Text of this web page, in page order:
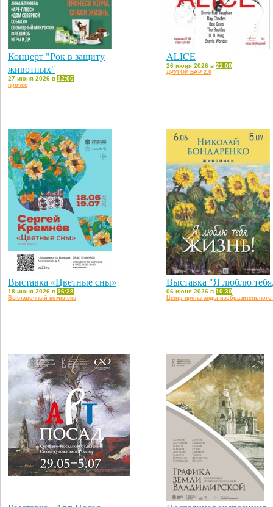
Концерт "Рок в защиту
животных"
27 июня 2026 в 12:00
прочее
ALICE
26 июня 2026 в 21:00
ДРУГОЙ БАР 2.0
Выставка «Цветные сны»
18 июня 2026 в 16:28
Выставочный комплекс
Выставка "Я люблю
06 июня 2026 в 10:30
Центр пропаганды изобразительного